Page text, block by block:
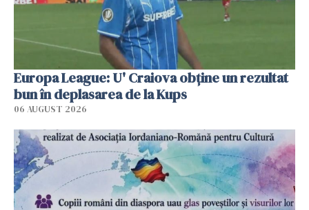
Europa League: U' Craiova obține un rezultat
bun în deplasarea de la Kups
06 AUGUST 2026